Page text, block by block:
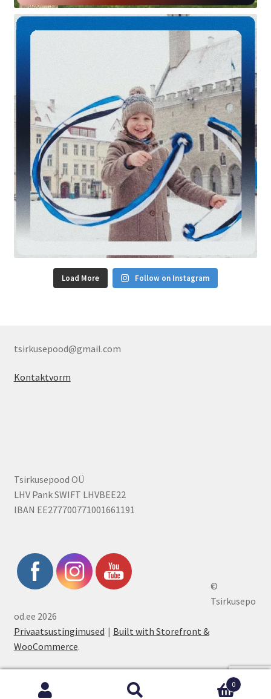
Load More Follow on Instagram
tsirkusepood@gmail.com
Kontaktvorm
Tsirkusepood OÜ
LHV Pank SWIFT LHVBEE22
IBAN EE277700771001661191
©
Tsirkusepo
od.ee 2026
Privaatsustingimused
Built with Storefront &
WooCommerce.
0